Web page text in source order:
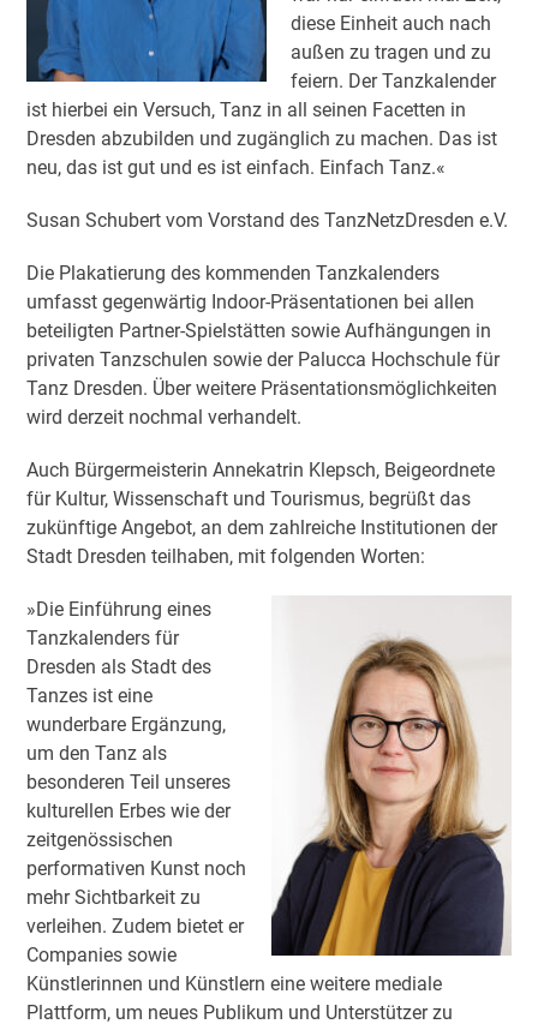
diese Einheit auch nach
außen zu tragen und zu
feiern. Der Tanzkalender
ist hierbei ein Versuch, Tanz in all seinen Facetten in
Dresden abzubilden und zugänglich zu machen. Das ist
neu, das ist gut und es ist einfach. Einfach Tanz.«
Susan Schubert vom Vorstand des TanzNetzDresden e.V.
Die Plakatierung des kommenden Tanzkalenders
umfasst gegenwärtig Indoor-Präsentationen bei allen
beteiligten Partner-Spielstätten sowie Aufhängungen in
privaten Tanzschulen sowie der Palucca Hochschule für
Tanz Dresden. Über weitere Präsentationsmöglichkeiten
wird derzeit nochmal verhandelt.
Auch Bürgermeisterin Annekatrin Klepsch, Beigeordnete
für Kultur, Wissenschaft und Tourismus, begrüßt das
zukünftige Angebot, an dem zahlreiche Institutionen der
Stadt Dresden teilhaben, mit folgenden Worten:
»Die Einführung eines
Tanzkalenders für
Dresden als Stadt des
Tanzes ist eine
wunderbare Ergänzung,
um den Tanz als
besonderen Teil unseres
kulturellen Erbes wie der
zeitgenössischen
performativen Kunst noch
mehr Sichtbarkeit zu
verleihen. Zudem bietet er
Companies sowie
Künstlerinnen und Künstlern eine weitere mediale
Plattform, um neues Publikum und Unterstützer zu